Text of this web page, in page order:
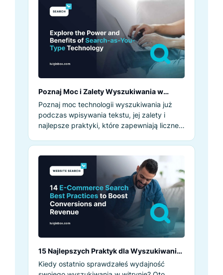
Poznaj Moc i Zalety Wyszukiwania w
Trakcie Pisania
Poznaj moc technologii wyszukiwania już
podczas wpisywania tekstu, jej zalety i
najlepsze praktyki, które zapewniają liczne
15 Najlepszych Praktyk dla Wyszukiwania
w E-Commerce
Kiedy ostatnio sprawdzałeś wydajność